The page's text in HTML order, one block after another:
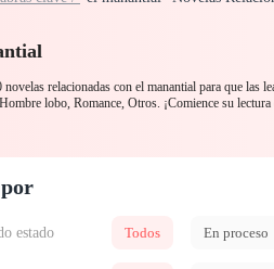
lobo
relacionadas con el manantial para que las
lobo, Romance, Otros. ¡Comience su
estado Todos En proceso